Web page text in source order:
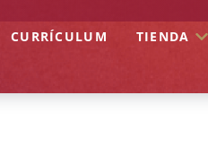
CURRÍCULUM TIENDA